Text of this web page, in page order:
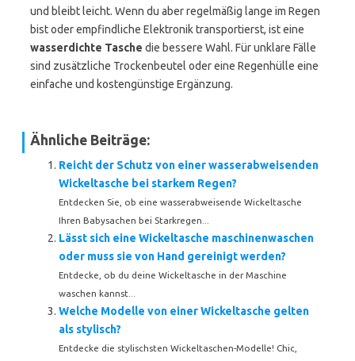
und bleibt leicht. Wenn du aber regelmäßig lange im Regen
bist oder empfindliche Elektronik transportierst, ist eine
wasserdichte Tasche die bessere Wahl. Für unklare Fälle
sind zusätzliche Trockenbeutel oder eine Regenhülle eine
einfache und kostengünstige Ergänzung.
Ähnliche Beiträge:
Reicht der Schutz von einer wasserabweisenden
Wickeltasche bei starkem Regen?
Entdecken Sie, ob eine wasserabweisende Wickeltasche
Ihren Babysachen bei Starkregen...
Lässt sich eine Wickeltasche maschinenwaschen
oder muss sie von Hand gereinigt werden?
Entdecke, ob du deine Wickeltasche in der Maschine
waschen kannst...
Welche Modelle von einer Wickeltasche gelten
als stylisch?
Entdecke die stylischsten Wickeltaschen-Modelle! Chic,